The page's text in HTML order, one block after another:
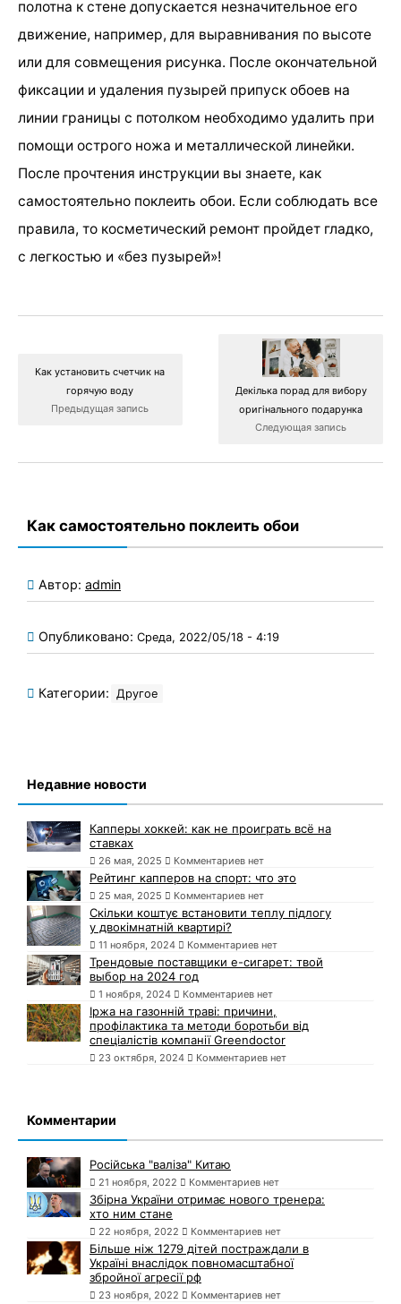
полотна к стене допускается незначительное его
движение, например, для выравнивания по высоте
или для совмещения рисунка. После окончательной
фиксации и удаления пузырей припуск обоев на
линии границы с потолком необходимо удалить при
помощи острого ножа и металлической линейки.
После прочтения инструкции вы знаете, как
самостоятельно поклеить обои. Если соблюдать все
правила, то косметический ремонт пройдет гладко,
с легкостью и «без пузырей»!
Как установить счетчик на
горячую воду
Предыдущая запись
Декілька порад для вибору
оригінального подарунка
Следующая запись
Как самостоятельно поклеить обои
Автор: admin
Опубликовано: Среда, 2022/05/18 - 4:19
Категории: Другое
Недавние новости
Капперы хоккей: как не проиграть всё на
ставках
26 мая, 2025 Комментариев нет
Рейтинг капперов на спорт: что это
25 мая, 2025 Комментариев нет
Скільки коштує встановити теплу підлогу
у двокімнатній квартирі?
11 ноября, 2024 Комментариев нет
Трендовые поставщики e-сигарет: твой
выбор на 2024 год
1 ноября, 2024 Комментариев нет
Іржа на газонній траві: причини,
профілактика та методи боротьби від
спеціалістів компанії Greendoctor
23 октября, 2024 Комментариев нет
Комментарии
Російська "валіза" Китаю
21 ноября, 2022 Комментариев нет
Збірна України отримає нового тренера:
хто ним стане
22 ноября, 2022 Комментариев нет
Більше ніж 1279 дітей постраждали в
Україні внаслідок повномасштабної
збройної агресії рф
23 ноября, 2022 Комментариев нет